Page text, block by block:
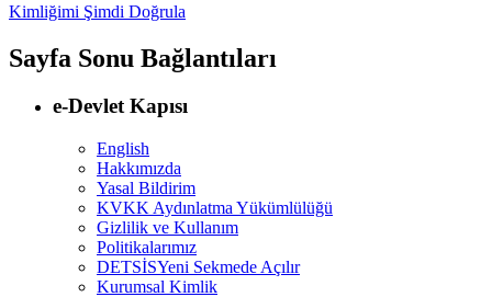
Kimliğimi Şimdi Doğrula
Sayfa Sonu Bağlantıları
e-Devlet Kapısı
English
Hakkımızda
Yasal Bildirim
KVKK Aydınlatma Yükümlülüğü
Gizlilik ve Kullanım
Politikalarımız
DETSİSYeni Sekmede Açılır
Kurumsal Kimlik